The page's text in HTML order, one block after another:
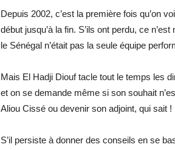
Depuis 2002, c’est la première fois qu’on
début jusqu’à la fin. S’ils ont perdu, ce
le Sénégal n’était pas la seule équipe
Mais El Hadji Diouf tacle tout le temps les
et on se demande même si son souhait
Aliou Cissé ou devenir son adjoint, qui sait !
S’il persiste à donner des conseils en se